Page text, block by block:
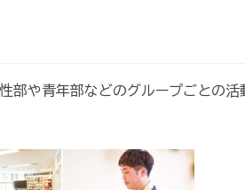
部や青年部などのグループごとの活